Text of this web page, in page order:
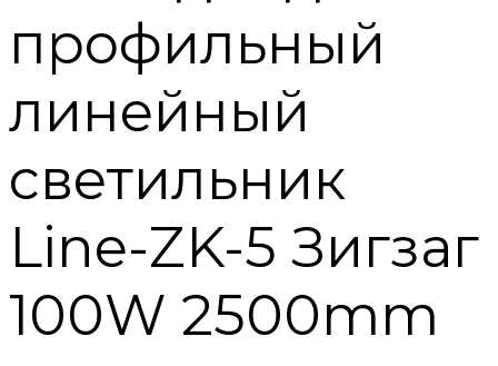
профильный
линейный
светильник
Line-ZK-5 Зигзаг
100W 2500mm